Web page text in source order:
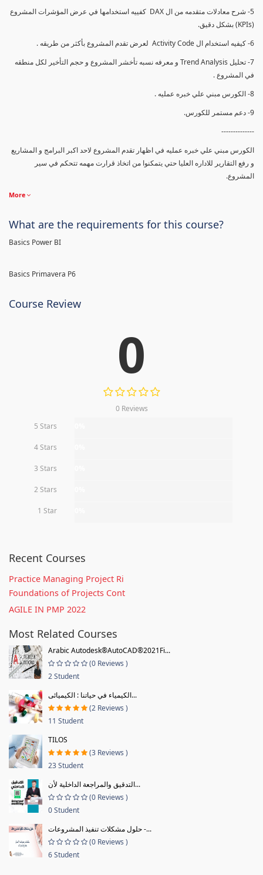
5- شرح معادلات متقدمه من ال DAX كفييه استخدامها في عرض المؤشرات المشروع
(KPIs) بشكل دقيق.
6- كيفيه استخدام ال Activity Code لعرض تقدم المشروع بأكثر من طريقه .
7- تحليل Trend Analysis و معرفه نسبه تأخشر المشروع و حجم التأخير لكل منطقه
في المشروع .
8- الكورس مبني علي خبره عمليه .
9- دعم مستمر للكورس.
--------------
الكورس مبني علي خبره عمليه في اظهار تقدم المشروع لاحد اكبر البرامج و المشاريع
و رفع التقارير للاداره العليا حتي يتمكنوا من اتخاذ قرارت مهمه تتحكم في سير
المشروع.
More
What are the requirements for this course?
Basics Power BI
Basics Primavera P6
Course Review
0
0 Reviews
5 Stars
4 Stars
3 Stars
2 Stars
1 Star
Recent Courses
Practice Managing Project Ri
Foundations of Projects Cont
AGILE IN PMP 2022
Most Related Courses
Arabic Autodesk®AutoCAD®2021Fi...
(0 Reviews )
2 Student
الكيمياء في حياتنا : الكيميائى...
(2 Reviews )
11 Student
TILOS
(3 Reviews )
23 Student
التدقيق والمراجعة الداخلية لأن...
(0 Reviews )
0 Student
حلول مشكلات تنفيذ المشروعات -...
(0 Reviews )
6 Student